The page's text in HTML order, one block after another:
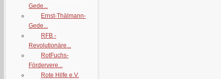
Gede...
Ernst-Thälmann-
Gede...
RFB -
Revolutionäre...
RotFuchs-
Fördervere...
Rote Hilfe e.V.